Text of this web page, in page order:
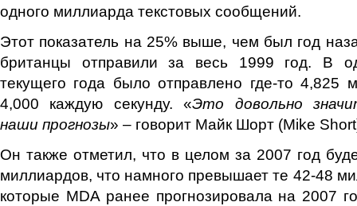
одного миллиарда текстовых сообщений.
Этот показатель на 25% выше, чем был год
британцы отправили за весь 1999 год. В
текущего года было отправлено где-то 4,825
4,000 каждую секунду. «Это довольно
наши прогнозы» – говорит Майк Шорт (Mike
Он также отметил, что в целом за 2007 год
миллиардов, что намного превышает те 42-48
которые MDA ранее прогнозировала на 2007